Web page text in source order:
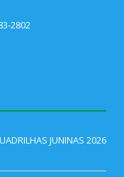
2802
JUNINAS 2026